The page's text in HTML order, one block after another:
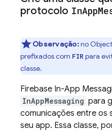
protocolo InApp
Observação:no
prefixados com FIR para
classe.
Firebase In-App
InAppMessaging para
comunicações entre os
seu app. Essa classe,